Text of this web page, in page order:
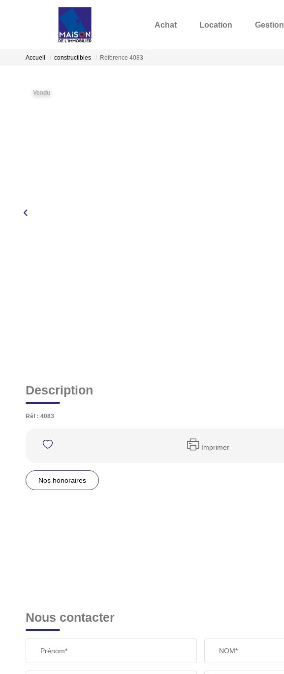
Achat Location Gestion
Accueil constructibles Référence 4083
Vendu
Description
Réf : 4083
Imprimer
Nos honoraires
Nous contacter
Prénom* NOM*